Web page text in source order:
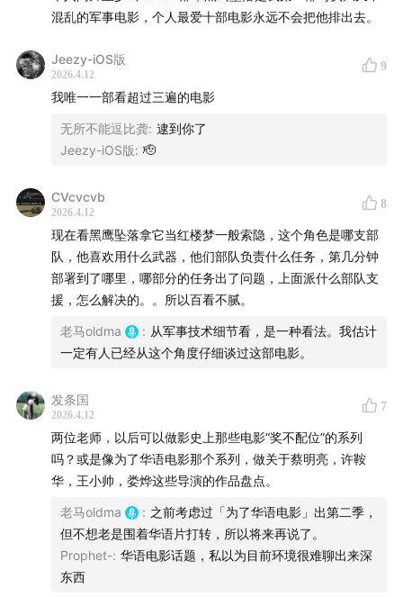
用，按比例扣除，不会造成浪费。
点击这个链接，可以直达专题购买：
开链接，登录小宇宙后点击「立即购买」，可以为我们省
下 30%「苹果税」扣点，感谢支持！
主播：
老马：一个中年影评人，在播客领域重新出发。关于电
影，了解的东西还不算少。
有很多观点挑战多数人的常识。
00:00:53 昆汀的世纪第一名
把斯科特比作库布里克
剪辑权和加长版
《黑鹰坠落》挑观众
00:04:38 索马里内战
混乱的军事电影，个人最爱十部电影永远不会把他排出去。
Jeezy-iOS版
2026.4.12
9
我唯一一部看超过三遍的电影
无所不能逗比龚: 逮到你了
Jeezy-iOS版: 🫡
CVcvcvb
2026.4.12
8
现在看黑鹰坠落拿它当红楼梦一般索隐，这个角色是哪支部
队，他喜欢用什么武器，他们部队负责什么任务，第几分钟
部署到了哪里，哪部分的任务出了问题，上面派什么部队支
援，怎么解决的。。所以百看不腻。
老马oldma : 从军事技术细节看，是一种看法。我估计
一定有人已经从这个角度仔细谈过这部电影。
发条国
2026.4.12
7
两位老师，以后可以做影史上那些电影“奖不配位”的系列
吗？或是像为了华语电影那个系列，做关于蔡明亮，许鞍
华，王小帅，娄烨这些导演的作品盘点。
老马oldma : 之前考虑过「为了华语电影」出第二季，
但不想老是围着华语片打转，所以将来再说了。
Prophet-: 华语电影话题，私以为目前环境很难聊出来深
东西